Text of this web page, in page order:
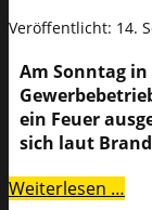
Veröffentlicht: 14.
Am Sonntag
ein Feuer
sich laut
Weiterlesen …